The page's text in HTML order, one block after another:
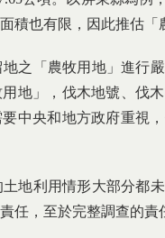
積也有限，因此推估
之「農牧用地」進行
地」，伐木地號、伐
中央和地方政府重視
地利用情形大部分都
任，至於完整調查的責